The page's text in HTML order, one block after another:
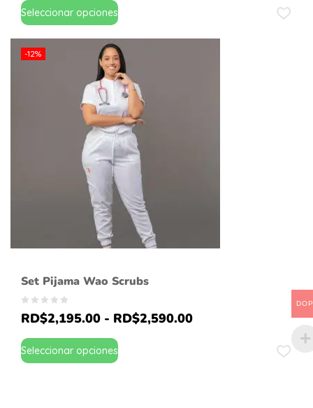
Seleccionar opciones
-12%
Set Pijama Wao Scrubs
RD$2,195.00 - RD$2,590.00
Seleccionar opciones